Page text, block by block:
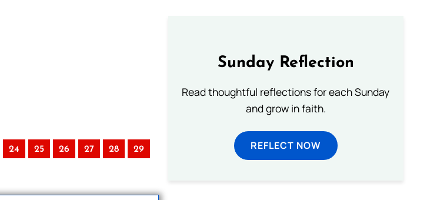
24 25 26 27 28 29
Sunday Reflection
Read thoughtful reflections for each Sunday
and grow in faith.
REFLECT NOW